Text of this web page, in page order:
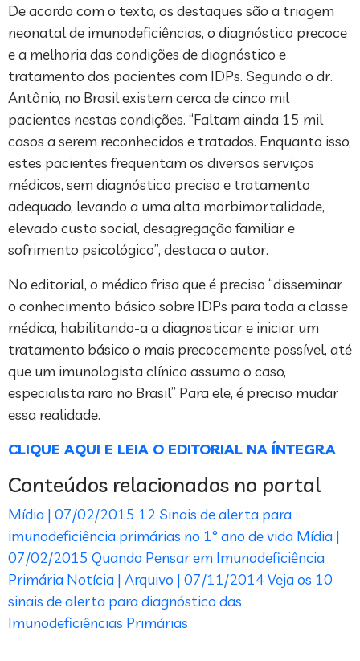
De acordo com o texto, os destaques são a triagem
neonatal de imunodeficiências, o diagnóstico precoce
e a melhoria das condições de diagnóstico e
tratamento dos pacientes com IDPs. Segundo o dr.
Antônio, no Brasil existem cerca de cinco mil
pacientes nestas condições. “Faltam ainda 15 mil
casos a serem reconhecidos e tratados. Enquanto isso,
estes pacientes frequentam os diversos serviços
médicos, sem diagnóstico preciso e tratamento
adequado, levando a uma alta morbimortalidade,
elevado custo social, desagregação familiar e
sofrimento psicológico”, destaca o autor.
No editorial, o médico frisa que é preciso “disseminar
o conhecimento básico sobre IDPs para toda a classe
médica, habilitando-a a diagnosticar e iniciar um
tratamento básico o mais precocemente possível, até
que um imunologista clínico assuma o caso,
especialista raro no Brasil” Para ele, é preciso mudar
essa realidade.
CLIQUE AQUI E LEIA O EDITORIAL NA ÍNTEGRA
Conteúdos relacionados no portal
Mídia | 07/02/2015 12 Sinais de alerta para
imunodeficiência primárias no 1° ano de vida Mídia |
07/02/2015 Quando Pensar em Imunodeficiência
Primária Notícia | Arquivo | 07/11/2014 Veja os 10
sinais de alerta para diagnóstico das
Imunodeficiências Primárias